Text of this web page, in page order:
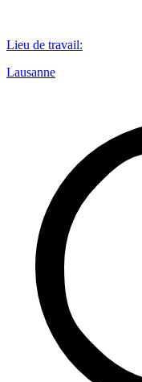
Lieu de travail:
Lausanne